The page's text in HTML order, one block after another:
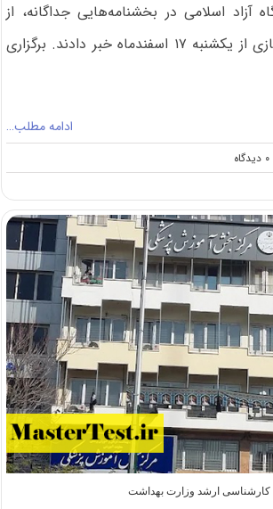
آزاد اسلامی در بخشنامه‌هایی جداگانه، از
شروع کلاس‌های مجازی از یکشنبه ۱۷ اسفندماه خبر دادند. برگزاری
ادامه مطلب…
۰ دیدگاه
on
اعلام
برگزاری
کلاس‌های
وزارت
علوم
و
دانشگاه
آزاد
کارشناسی ارشد وزارت بهداشت